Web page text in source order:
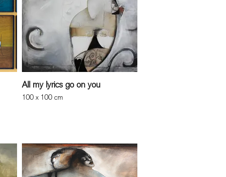
All my lyrics go on you
100 x 100 cm